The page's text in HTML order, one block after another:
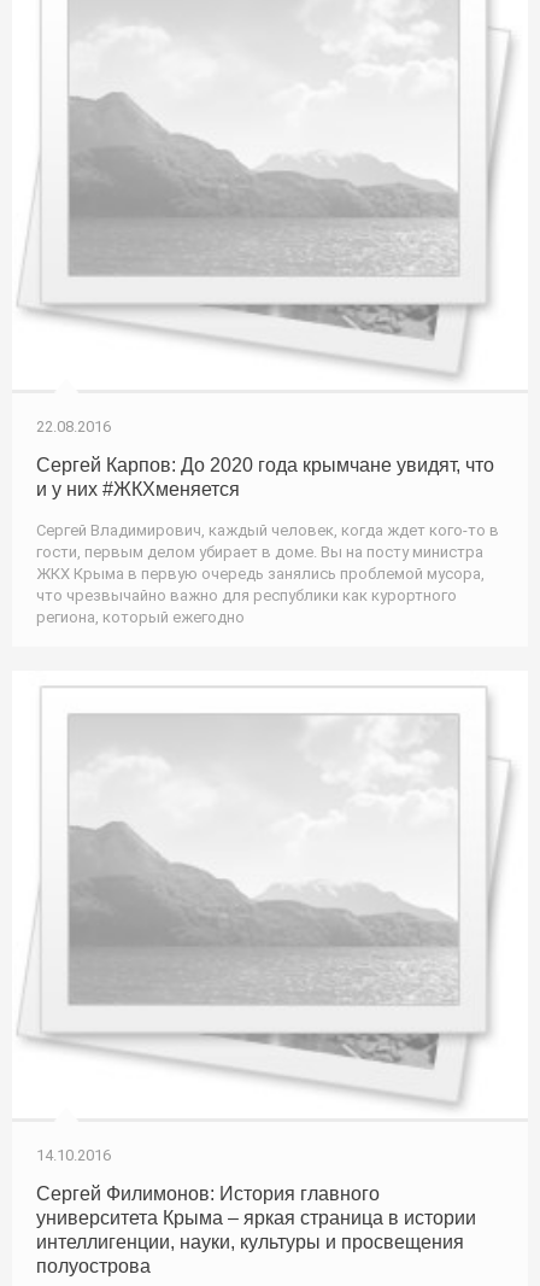
22.08.2016
Сергей Карпов: До 2020 года крымчане увидят, что
и у них #ЖКХменяется
Сергей Владимирович, каждый человек, когда ждет кого-то в
гости, первым делом убирает в доме. Вы на посту министра
ЖКХ Крыма в первую очередь занялись проблемой мусора,
что чрезвычайно важно для республики как курортного
региона, который ежегодно
14.10.2016
Сергей Филимонов: История главного
университета Крыма – яркая страница в истории
интеллигенции, науки, культуры и просвещения
полуострова